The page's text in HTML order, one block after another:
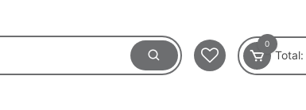
0
Total: